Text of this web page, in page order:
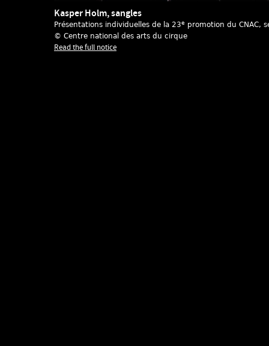
Kasper Holm, sangles
Présentations individuelles de la 23e promotion du CNAC,
© Centre national des arts du cirque
Read the full notice